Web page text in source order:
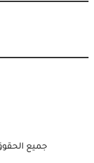
جميع الحقوق محفوظة ©